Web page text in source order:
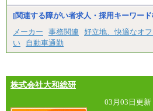
中途：
（1）月給 246,660円
（2）時間給 1,500円/月
[関連する障がい者求人・採用キーワー
メーカー
事務関連 好立地、快適なオ
い
自動車通勤
株式会社大和総研
03月03日更